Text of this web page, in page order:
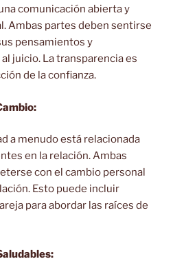
comunicación abierta y
Ambas partes deben sentirse
pensamientos y
juicio. La transparencia es
de la confianza.
a menudo está relacionada
en la relación. Ambas
con el cambio personal
Esto puede incluir
para abordar las raíces de